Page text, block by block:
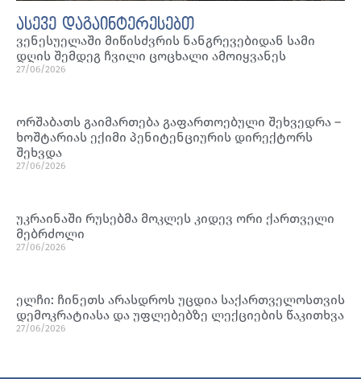
ასევე დაგაინტერესებთ
ვენესუელაში მიწისძვრის ნანგრევებიდან სამი
დღის შემდეგ ჩვილი ცოცხალი ამოიყვანეს
27/06/2026
ორშაბათს გაიმართება გაფართოებული შეხვედრა –
ხოშტარიას ექიმი პენიტენციურის დირექტორს
შეხვდა
27/06/2026
უკრაინაში რუსებმა მოკლეს კიდევ ორი ქართველი
მებრძოლი
27/06/2026
ელჩი: ჩინეთს არასდროს უცდია საქართველოსთვის
დემოკრატიასა და უფლებებზე ლექციების წაკითხვა
27/06/2026